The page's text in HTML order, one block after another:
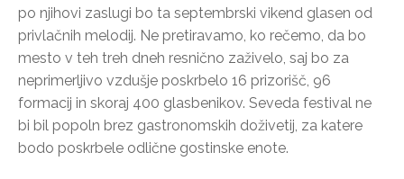
po njihovi zaslugi bo ta septembrski vikend glasen od
privlačnih melodij. Ne pretiravamo, ko rečemo, da bo
mesto v teh treh dneh resnično zaživelo, saj bo za
neprimerljivo vzdušje poskrbelo 16 prizorišč, 96
formacij in skoraj 400 glasbenikov. Seveda festival ne
bi bil popoln brez gastronomskih doživetij, za katere
bodo poskrbele odlične gostinske enote.